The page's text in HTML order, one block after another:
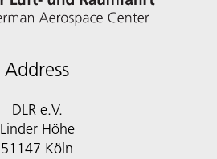
Address
DLR e.V.
Linder Höhe
51147 Köln